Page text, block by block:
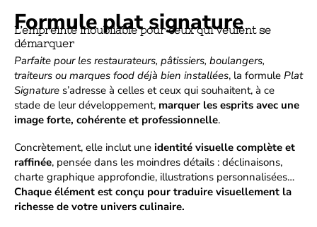
Formule plat signature
L’empreinte inoubliable pour ceux qui veulent se
démarquer
Parfaite pour les restaurateurs, pâtissiers, boulangers,
traiteurs ou marques food déjà bien installées, la formule Plat
Signature s’adresse à celles et ceux qui souhaitent, à ce
stade de leur développement, marquer les esprits avec une
image forte, cohérente et professionnelle.
Concrètement, elle inclut une identité visuelle complète et
raffinée, pensée dans les moindres détails : déclinaisons,
charte graphique approfondie, illustrations personnalisées…
Chaque élément est conçu pour traduire visuellement la
richesse de votre univers culinaire.